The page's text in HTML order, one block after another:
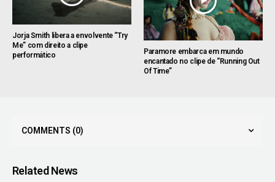
Jorja Smith libera a envolvente “Try
Me” com direito a clipe
performático
Paramore embarca em mundo
encantado no clipe de “Running Out
Of Time”
COMMENTS (0)
Related News